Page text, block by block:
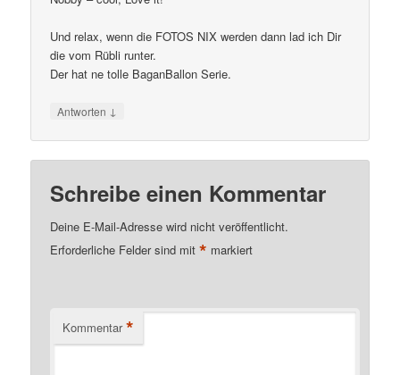
Und relax, wenn die FOTOS NIX werden dann lad ich Dir
die vom Rübli runter.
Der hat ne tolle BaganBallon Serie.
Antworten ↓
Schreibe einen Kommentar
Deine E-Mail-Adresse wird nicht veröffentlicht.
Erforderliche Felder sind mit* markiert
Kommentar *